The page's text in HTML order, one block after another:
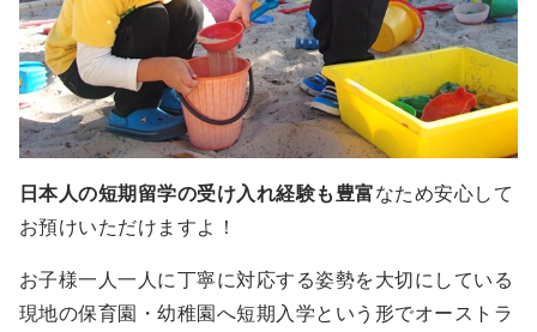
日本人の短期留学の受け入れ経験も豊富なため安心して
お預けいただけますよ！
お子様一人一人に丁寧に対応する姿勢を大切にしている
現地の保育園・幼稚園へ短期入学という形でオーストラ